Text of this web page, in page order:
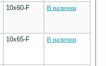
10х60-F В наличии
10х65-F В наличии